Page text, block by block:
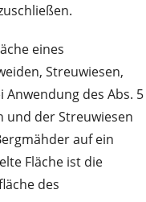
eines
Streuwiesen,
des Abs. 5
und der Streuwiesen
auf ein
Fläche ist die
des